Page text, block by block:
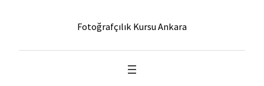
Fotoğrafçılık Kursu Ankara